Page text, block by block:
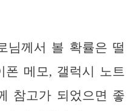
님께서 볼 확률은 떨
폰 메모, 갤럭시 노트
참고가 되었으면 좋